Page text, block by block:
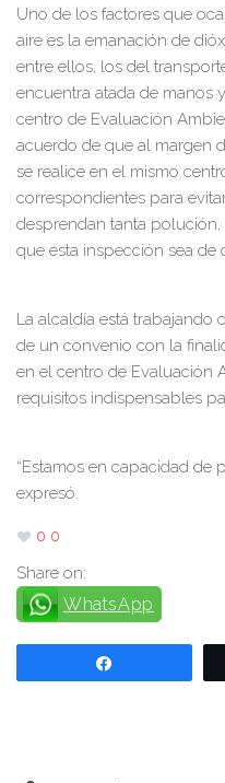
Uno de los factores que
aire es la emanación de
entre ellos, los del
encuentra atada de manos
centro de Evaluación
acuerdo de que al margen
se realice en el mismo
correspondientes para
desprendan tanta
que esta inspección sea de
La alcaldía está trabajando
de un convenio con la
en el centro de Evaluación
requisitos indispensables
“Estamos en capacidad de
expresó.
0 0
Share on:
WhatsApp